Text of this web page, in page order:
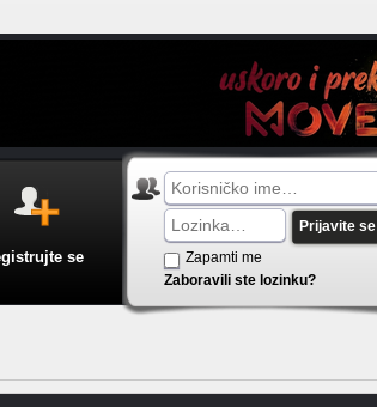
se
Prijavite se
Zapamti me
Zaboravili ste lozinku?